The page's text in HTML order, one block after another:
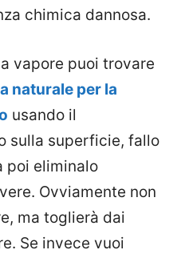
chimica dannosa.
vapore puoi trovare
naturale per la
usando il
sulla superficie, fallo
poi eliminalo
Ovviamente non
ma toglierà dai
Se invece vuoi